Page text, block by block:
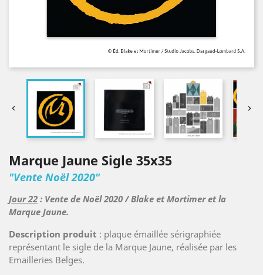
 
Marque Jaune Sigle 35x35
"Vente Noël 2020"
Jour 22 : Vente de Noël 2020 / Blake et Mortimer et la
Marque Jaune.
Description produit : plaque émaillée sérigraphiée
représentant le sigle de la Marque Jaune, réalisée par les
Emailleries Belges.